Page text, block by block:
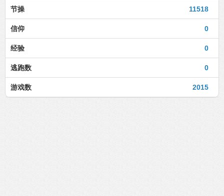
11518
节操
0
信仰
0
经验
0
逃跑数
2015
游戏数